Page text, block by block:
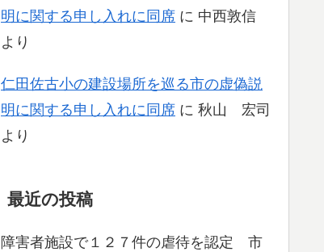
明に関する申し入れに同席 に 中西敦信
より
仁田佐古小の建設場所を巡る市の虚偽説
明に関する申し入れに同席 に 秋山 宏司
より
最近の投稿
障害者施設で１２７件の虐待を認定 市